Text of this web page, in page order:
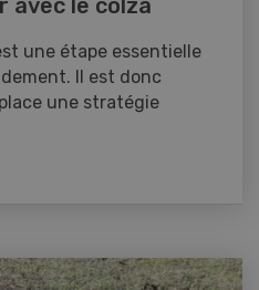
une étape essentielle
Il est donc
une stratégie